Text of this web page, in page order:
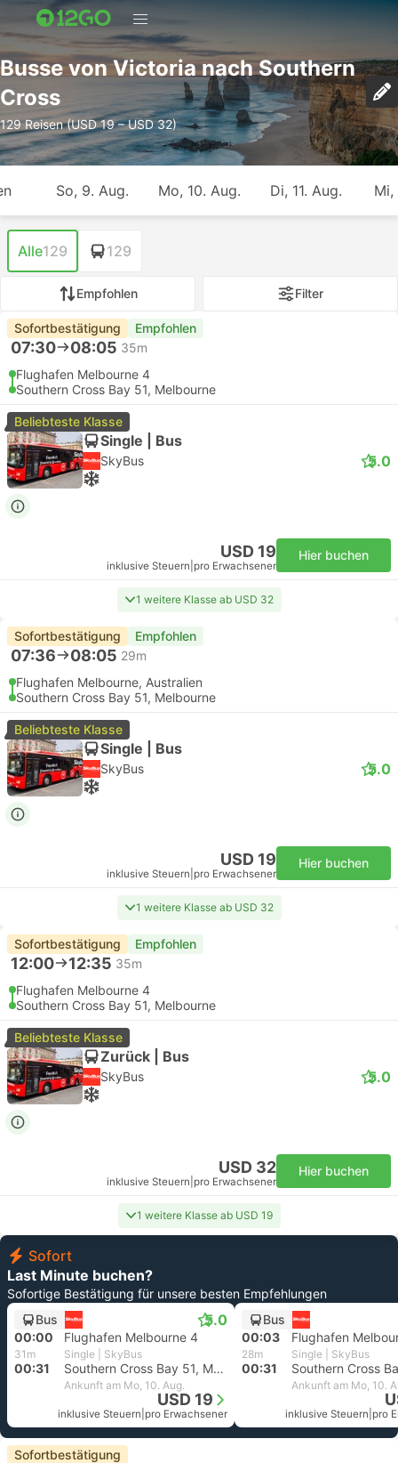
Busse von Victoria nach Southern
Cross
129 Reisen (USD 19 – USD 32)
So, 9. Aug. Mo, 10. Aug. Di, 11. Aug. Mi,
Alle129 129
Empfohlen Filter
Sofortbestätigung Empfohlen
07:30 08:05 35m
Flughafen Melbourne 4
Southern Cross Bay 51, Melbourne
Beliebteste Klasse
Single | Bus
SkyBus 5.0
USD 19
inklusive Steuern pro Erwachsener
Hier buchen
1 weitere Klasse ab USD 32
Sofortbestätigung Empfohlen
07:36 08:05 29m
Flughafen Melbourne, Australien
Southern Cross Bay 51, Melbourne
Beliebteste Klasse
Single | Bus
SkyBus 5.0
USD 19
inklusive Steuern pro Erwachsener
Hier buchen
1 weitere Klasse ab USD 32
Sofortbestätigung Empfohlen
12:00 12:35 35m
Flughafen Melbourne 4
Southern Cross Bay 51, Melbourne
Beliebteste Klasse
Zurück | Bus
SkyBus 5.0
USD 32
inklusive Steuern pro Erwachsener
Hier buchen
1 weitere Klasse ab USD 19
Sofort
Last Minute buchen?
Sofortige Bestätigung für unsere besten Empfehlungen
Bus
5.0
00:00 Flughafen Melbourne 4
31m Single | SkyBus
00:31 Southern Cross Bay 51, Melbourne
Ankunft am Mo, 10. Aug.
USD 19
inklusive Steuern pro Erwachsener
Bus
00:03
Flughafen
28m Single | SkyBus
00:31
Ankunft am Mo, 10.
inklusive Steuern pro
Sofortbestätigung